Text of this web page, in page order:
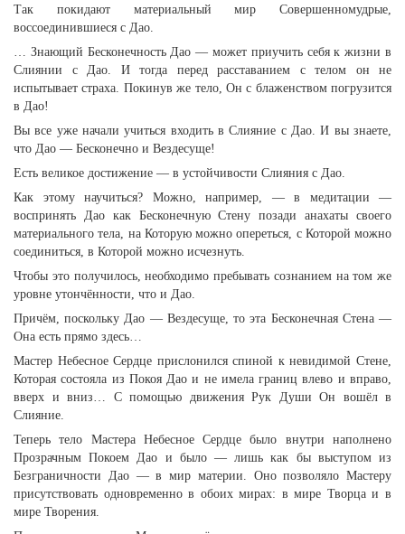
Так покидают материальный мир Совершенномудрые,
воссоединившиеся с Дао.
… Знающий Бесконечность Дао — может приучить себя к жизни в
Слиянии с Дао. И тогда перед расставанием с телом он не
испытывает страха. Покинув же тело, Он с блаженством погрузится
в Дао!
Вы все уже начали учиться входить в Слияние с Дао. И вы знаете,
что Дао — Бесконечно и Вездесуще!
Есть великое достижение — в устойчивости Слияния с Дао.
Как этому научиться? Можно, например, — в медитации —
воспринять Дао как Бесконечную Стену позади анахаты своего
материального тела, на Которую можно опереться, с Которой можно
соединиться, в Которой можно исчезнуть.
Чтобы это получилось, необходимо пребывать сознанием на том же
уровне утончённости, что и Дао.
Причём, поскольку Дао — Вездесуще, то эта Бесконечная Стена —
Она есть прямо здесь…
Мастер Небесное Сердце прислонился спиной к невидимой Стене,
Которая состояла из Покоя Дао и не имела границ влево и вправо,
вверх и вниз… С помощью движения Рук Души Он вошёл в
Слияние.
Теперь тело Мастера Небесное Сердце было внутри наполнено
Прозрачным Покоем Дао и было — лишь как бы выступом из
Безграничности Дао — в мир материи. Оно позволяло Мастеру
присутствовать одновременно в обоих мирах: в мире Творца и в
мире Творения.